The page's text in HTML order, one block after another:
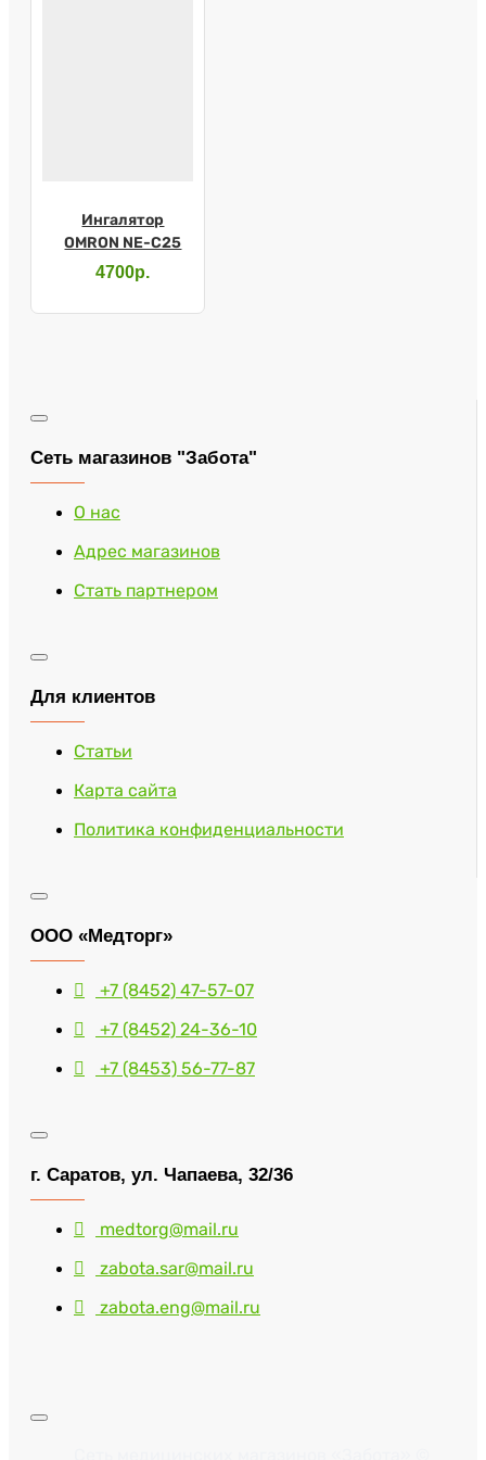
Ингалятор
OMRON NE-C25
4700р.
Сеть магазинов "Забота"
О нас
Адрес магазинов
Стать партнером
Для клиентов
Статьи
Карта сайта
Политика конфиденциальности
ООО «Медторг»
+7 (8452) 47-57-07
+7 (8452) 24-36-10
+7 (8453) 56-77-87
г. Саратов, ул. Чапаева, 32/36
medtorg@mail.ru
zabota.sar@mail.ru
zabota.eng@mail.ru